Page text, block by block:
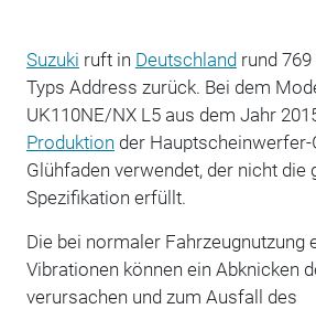
Suzuki ruft in Deutschlandrund 769
Typs Address zurück. Bei dem
UK110NE/NX L5 aus dem Jahr
Produktion der Hauptscheinwerfer-
Glühfaden verwendet, der nicht die
Spezifikation erfüllt.
Die bei normaler Fahrzeugnutzung
Vibrationen können ein Abknicken
verursachen und zum Ausfall des